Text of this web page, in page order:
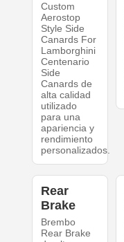
Custom
Aerostop
Style Side
Canards For
Lamborghini
Centenario
Side
Canards de
alta calidad
utilizado
para una
apariencia y
rendimiento
personalizados.
Rear
Brake
Brembo
Rear Brake